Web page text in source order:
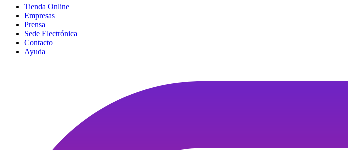
Tienda Online
Empresas
Prensa
Sede Electrónica
Contacto
Ayuda